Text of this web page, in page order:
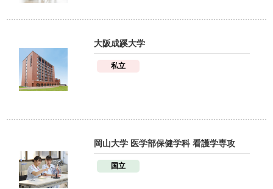
大阪成蹊大学
私立
岡山大学 医学部保健学科 看護学専攻
国立